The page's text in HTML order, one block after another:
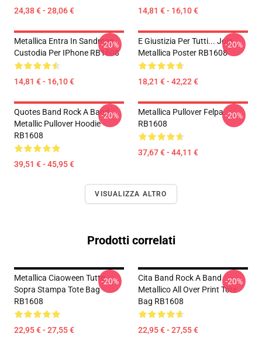
24,38 € - 28,06 € 14,81 € - 16,10 €
Metallica Entra In Sandman
Custodia Per IPhone RB1608
14,81 € - 16,10 €
-20%
E Giustizia Per Tutti... Jojo
Metallica Poster RB1608
18,21 € - 42,22 €
-20%
Quotes Band Rock A Band
Metallic Pullover Hoodie
RB1608
39,51 € - 45,95 €
-20%
Metallica Pullover Felpa
RB1608
37,67 € - 44,11 €
-20%
VISUALIZZA ALTRO
Prodotti correlati
Metallica Ciaoween Tutto
Sopra Stampa Tote Bag
RB1608
22,95 € - 27,55 €
-20%
Cita Band Rock A Band
Metallico All Over Print Tote
Bag RB1608
22,95 € - 27,55 €
-20%